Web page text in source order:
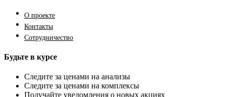
О проекте
Контакты
Сотрудничество
Будьте в курсе
Следите за ценами на анализы
Следите за ценами на комплексы
Получайте уведомления о новых акциях